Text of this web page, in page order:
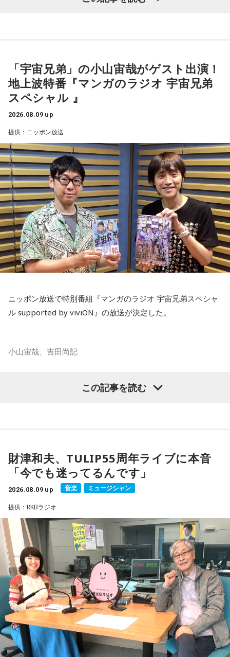
今回紹介されたのは、ラジオネーム「雪見だいふく」さんか
ら届いたStory。
タリウムを見ることを楽しみにしていたという思い出から始
まります。
小学4年生の頃、隣の席だった友人K君から「誕生日に天体望
遠鏡を買ってもらったから、夏休みに泊まりにおいでよ」と
誘われたことが、大切な記憶として残っているそうです。
友人たちと夜更かしをしながら、大きな天体望遠鏡で眺めた
星空。
「あれが北斗七星」「あっちが○○座だよ」と目を輝かせなが
られました。
その後、K君のお父さんに連れて行ってもらった清里で見た星
当時はスマホもなく、写真を撮ることもできませんでした。
柏原収史も、友達の家に泊まり、夜更かしをしながら星空を
見るという夏休みならではの体験に触れながら、「記憶に焼
きつく景色」について語りました。
便利になった今だからこそ、ただ景色を眺める時間の大切さ
を感じるエピソードです。
山梨の風景とともに蘇る夏の記憶
『Nostalgic More Story』では、山梨にまつわる風景や、大
切な人との思い出を紹介しています。
今回の放送では、夏の夜空をきっかけに、子どもの頃の純粋
な感動や、時間が経っても色あせない記憶が届けられまし
た。
「宇宙兄弟」の小山宙哉がゲスト出演！
地上波特番『マンガのラジオ 宇宙兄弟
スペシャル 』
2026.08.09 up
提供：ニッポン放送
ニッポン放送で特別番組『マンガのラジオ 宇宙兄弟スペシャ
ル supported by viviON』の放送が決定した。
小山宙哉、吉田尚記
パーソナリティを務め、漫画にまつわるゲストを迎えるポッ
18年に及ぶ「宇宙兄弟」の連載完結のタイミングでの出演と
なり、「宇宙兄弟」誕生のエピソードや「キャラクターに出
会う」というキャラクター造形について、ストーリーの発想
小山宙哉をゲストに迎える特別番組『マンガのラジオ 宇宙兄
弟スペシャル supported by viviON』は8月16日（日）19時
から放送。放送後には、地上波本編で未公開の音源を含むデ
ィレクターズカット版のポッドキャスト配信も予定してい
る。
【小山宙哉プロフィール】
1978年生 京都府出身 京都市立銅駝美術工芸高等学校（現：
京都市立美術工芸高等学校）、大阪市立デザイン教育研究所
卒業。デザイン会社勤務を経て、「モーニング」に持ち込み
この記事を読む
財津和夫、TULIP55周年ライブに本音
「今でも迷ってるんです」
2026.08.09 up 音楽 ミュージシャン
提供：RKBラジオ